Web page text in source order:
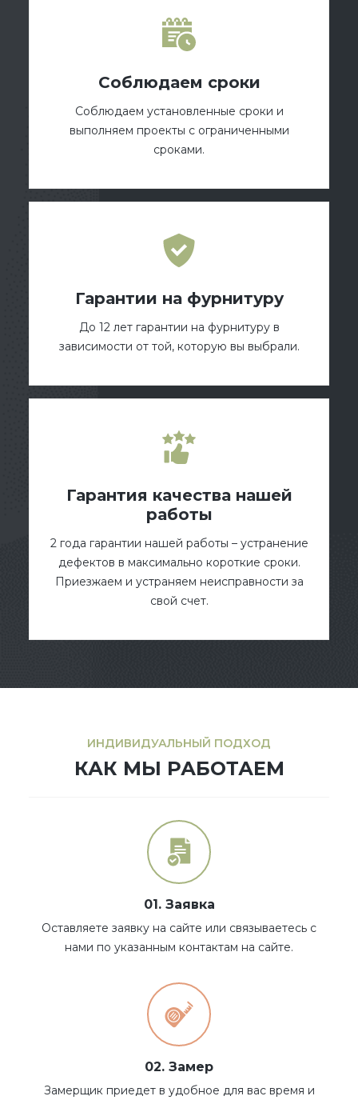
Соблюдаем сроки
Соблюдаем установленные сроки и
выполняем проекты с ограниченными
сроками.
Гарантии на фурнитуру
До 12 лет гарантии на фурнитуру в
зависимости от той, которую вы выбрали.
Гарантия качества нашей
работы
2 года гарантии нашей работы – устранение
дефектов в максимально короткие сроки.
Приезжаем и устраняем неисправности за
свой счет.
ИНДИВИДУАЛЬНЫЙ ПОДХОД
КАК МЫ РАБОТАЕМ
01. Заявка
Оставляете заявку на сайте или связываетесь с
нами по указанным контактам на сайте.
02. Замер
Замерщик приедет в удобное для вас время и